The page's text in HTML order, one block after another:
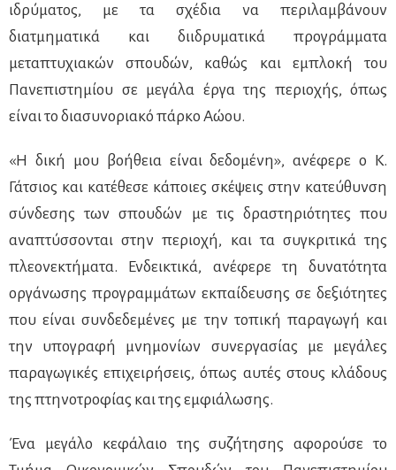
ιδρύματος, με τα σχέδια να περιλαμβάνουν
διατμηματικά και διιδρυματικά προγράμματα
μεταπτυχιακών σπουδών, καθώς και εμπλοκή του
Πανεπιστημίου σε μεγάλα έργα της περιοχής, όπως
είναι το διασυνοριακό πάρκο Αώου.
«Η δική μου βοήθεια είναι δεδομένη», ανέφερε ο Κ.
Γάτσιος και κατέθεσε κάποιες σκέψεις στην κατεύθυνση
σύνδεσης των σπουδών με τις δραστηριότητες που
αναπτύσσονται στην περιοχή, και τα συγκριτικά της
πλεονεκτήματα. Ενδεικτικά, ανέφερε τη δυνατότητα
οργάνωσης προγραμμάτων εκπαίδευσης σε δεξιότητες
που είναι συνδεδεμένες με την τοπική παραγωγή και
την υπογραφή μνημονίων συνεργασίας με μεγάλες
παραγωγικές επιχειρήσεις, όπως αυτές στους κλάδους
της πτηνοτροφίας και της εμφιάλωσης.
Ένα μεγάλο κεφάλαιο της συζήτησης αφορούσε το